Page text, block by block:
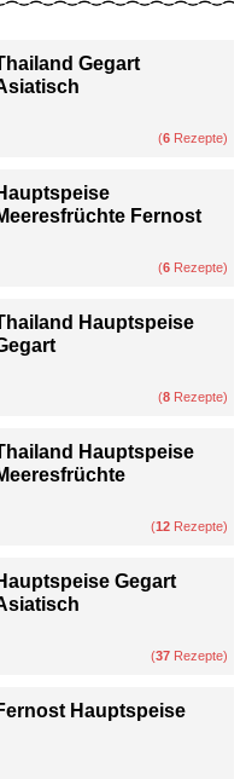
Gegart
(6 Rezepte)
Fernost
(6 Rezepte)
Hauptspeise
(8 Rezepte)
Hauptspeise
(12 Rezepte)
Gegart
(37 Rezepte)
Hauptspeise